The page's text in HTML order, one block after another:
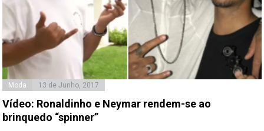
Moda 13 de Junho, 2017
Vídeo: Ronaldinho e Neymar rendem-se ao
brinquedo “spinner”